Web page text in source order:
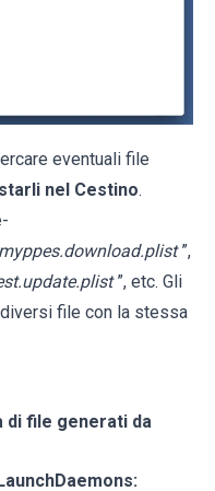
eventuali file
nel Cestino.
myppes.download.plist ”,
”, etc. Gli
file con la stessa
di file generati da
: